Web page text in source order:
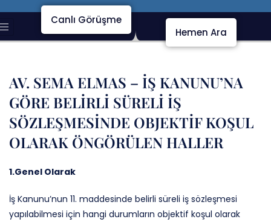
Hemen Ara
Canlı Görüşme
AV. SEMA ELMAS – İŞ KANUNU’NA
GÖRE BELİRLİ SÜRELİ İŞ
SÖZLEŞMESİNDE OBJEKTİF KOŞUL
OLARAK ÖNGÖRÜLEN HALLER
1.Genel Olarak
İş Kanunu’nun 11. maddesinde belirli süreli iş sözleşmesi
yapılabilmesi için hangi durumların objektif koşul olarak